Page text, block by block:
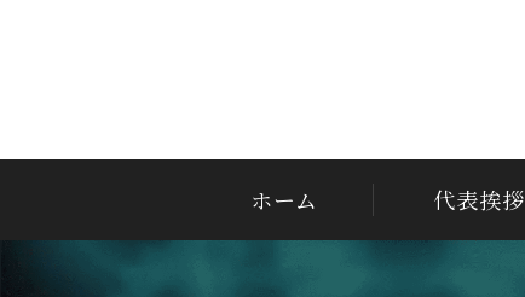
ホーム 代表挨拶